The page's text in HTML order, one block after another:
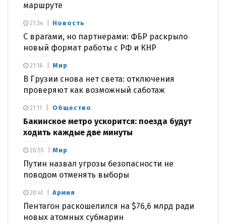
маршруте
Новость
С врагами, но партнерами: ФБР раскрыло
новый формат работы с РФ и КНР
21:34
Мир
В Грузии снова нет света: отключения
проверяют как возможный саботаж
21:16
Общество
Бакинское метро ускорится: поезда будут
ходить каждые две минуты
21:11
Мир
Путин назвал угрозы безопасности не
поводом отменять выборы
20:55
Армия
Пентагон раскошелился на $76,6 млрд ради
новых атомных субмарин
20:41